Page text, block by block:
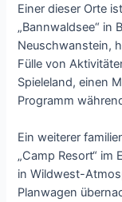
Einer dieser Orte
„Bannwaldsee“ in
Neuschwanstein,
Fülle von
Spieleland, einen
Programm
Ein weiterer
„Camp Resort“ im
in Wildwest-
Planwagen